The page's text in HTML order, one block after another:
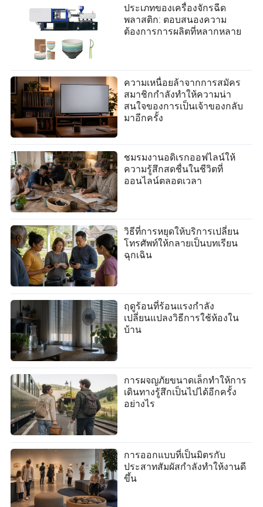
ประเภทของเครื่องจักรฉีด
พลาสติก: ตอบสนองความ
ต้องการการผลิตที่หลากหลาย
ความเหนื่อยล้าจากการสมัคร
สมาชิกกำลังทำให้ความน่า
สนใจของการเป็นเจ้าของกลับ
มาอีกครั้ง
ชมรมงานอดิเรกออฟไลน์ให้
ความรู้สึกสดชื่นในชีวิตที่
ออนไลน์ตลอดเวลา
วิธีที่การหยุดให้บริการเปลี่ยน
โทรศัพท์ให้กลายเป็นบทเรียน
ฉุกเฉิน
ฤดูร้อนที่ร้อนแรงกำลัง
เปลี่ยนแปลงวิธีการใช้ห้องใน
บ้าน
การผจญภัยขนาดเล็กทำให้การ
เดินทางรู้สึกเป็นไปได้อีกครั้ง
อย่างไร
การออกแบบที่เป็นมิตรกับ
ประสาทสัมผัสกำลังทำให้งานดี
ขึ้น